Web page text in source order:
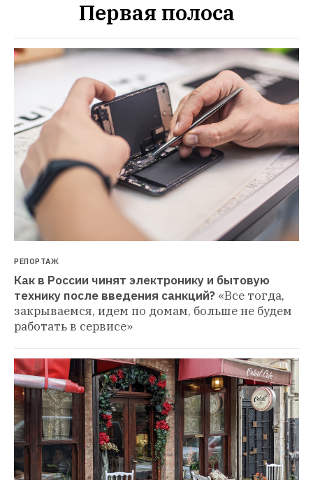
Первая полоса
РЕПОРТАЖ
Как в России чинят электронику и бытовую
технику после введения санкций? «Все тогда,
закрываемся, идем по домам, больше не будем
работать в сервисе»